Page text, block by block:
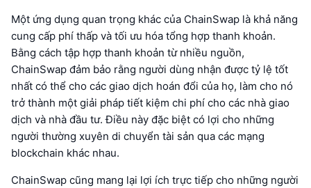
Một ứng dụng quan trọng khác của ChainSwap là khả năng
cung cấp phí thấp và tối ưu hóa tổng hợp thanh khoản.
Bằng cách tập hợp thanh khoản từ nhiều nguồn,
ChainSwap đảm bảo rằng người dùng nhận được tỷ lệ tốt
nhất có thể cho các giao dịch hoán đổi của họ, làm cho nó
trở thành một giải pháp tiết kiệm chi phí cho các nhà giao
dịch và nhà đầu tư. Điều này đặc biệt có lợi cho những
người thường xuyên di chuyển tài sản qua các mạng
blockchain khác nhau.
ChainSwap cũng mang lại lợi ích trực tiếp cho những người